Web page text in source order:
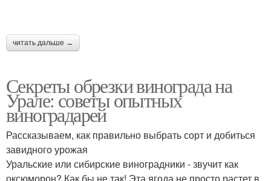
читать дальше →
Секреты обрезки винограда на
Урале: советы опытных
виноградарей
Рассказываем, как правильно выбрать сорт и добиться
завидного урожая
Уральские или сибирские виноградники - звучит как